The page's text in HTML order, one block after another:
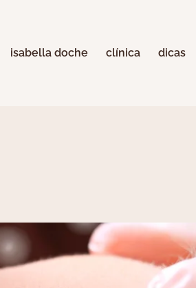
isabella doche clínica dicas